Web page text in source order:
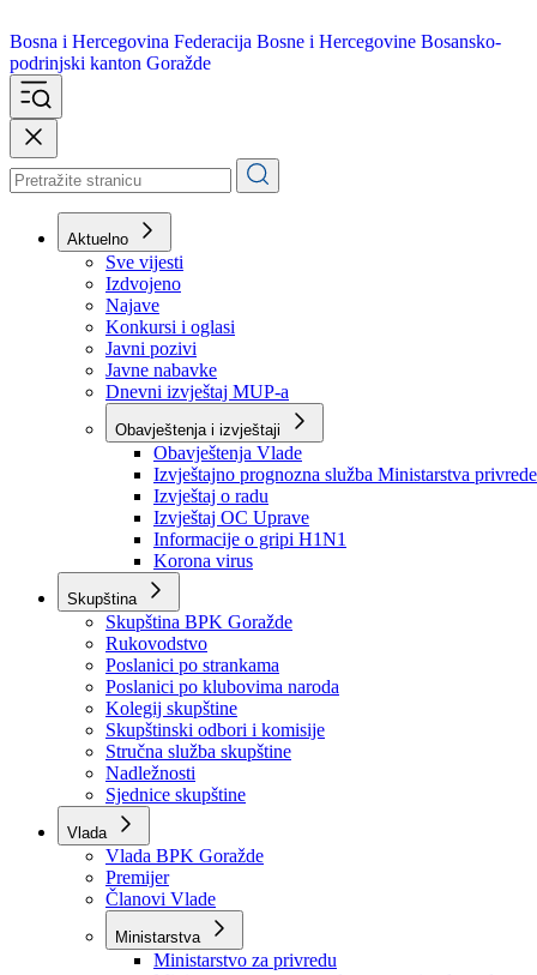
Bosna i Hercegovina
podrinjski kanton Goražde
Aktuelno
Sve vijesti
Izdvojeno
Najave
Konkursi i oglasi
Javni pozivi
Javne nabavke
Dnevni izvještaj MUP-a
Obavještenja i izvještaji
Obavještenja Vlade
Izvještajno prognozna služba Ministarstva privrede
Izvještaj o radu
Izvještaj OC Uprave
Informacije o gripi H1N1
Korona virus
Skupština
Skupština BPK Goražde
Rukovodstvo
Poslanici po strankama
Poslanici po klubovima naroda
Kolegij skupštine
Skupštinski odbori i komisije
Stručna služba skupštine
Nadležnosti
Sjednice skupštine
Vlada
Vlada BPK Goražde
Premijer
Članovi Vlade